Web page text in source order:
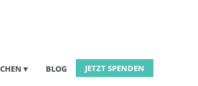
BLOG JETZT SPENDEN